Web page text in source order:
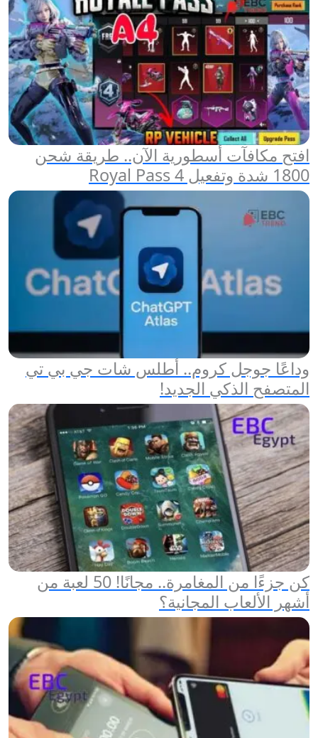
افتح مكافآت أسطورية الآن.. طريقة شحن
1800 شدة وتفعيل Royal Pass 4
وداعًا جوجل كروم.. أطلس شات جي بي تي
المتصفح الذكي الجديد!
كن جزءًا من المغامرة.. مجانًا! 50 لعبة من
أشهر الألعاب المجانية؟